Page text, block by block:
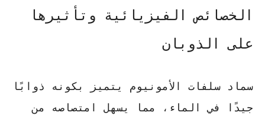
الخصائص الفيزيائية وتأثيرها
على الذوبان
سماد سلفات الأمونيوم يتميز بكونه ذوابًا
جيدًا في الماء ، مما يسهل امتصاصه من